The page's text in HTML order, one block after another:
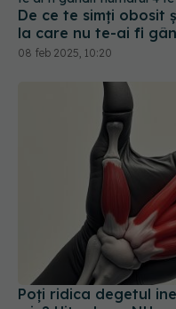
De ce te simți obosit
la care nu te-ai fi
08 feb 2025, 10:20
Poți ridica degetul